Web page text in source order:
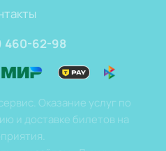
460-62-98
Оказание услуг по
и доставке билетов на